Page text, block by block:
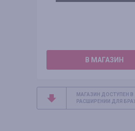
В МАГАЗИН
МАГАЗИН ДОСТУПЕН В
РАСШИРЕНИИ ДЛЯ